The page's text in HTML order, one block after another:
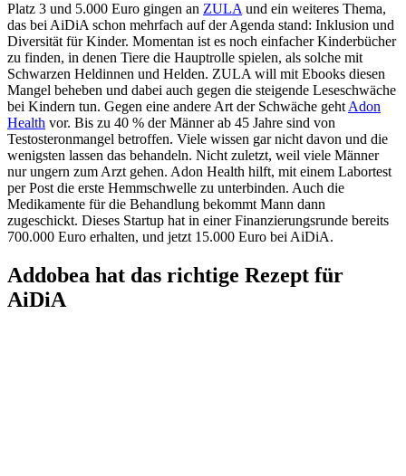
Platz 3 und 5.000 Euro gingen an ZULA und ein weiteres Thema,
das bei AiDiA schon mehrfach auf der Agenda stand: Inklusion und
Diversität für Kinder. Momentan ist es noch einfacher Kinderbücher
zu finden, in denen Tiere die Hauptrolle spielen, als solche mit
Schwarzen Heldinnen und Helden. ZULA will mit Ebooks diesen
Mangel beheben und dabei auch gegen die steigende Leseschwäche
bei Kindern tun. Gegen eine andere Art der Schwäche geht Adon
Health vor. Bis zu 40 % der Männer ab 45 Jahre sind von
Testosteronmangel betroffen. Viele wissen gar nicht davon und die
wenigsten lassen das behandeln. Nicht zuletzt, weil viele Männer
nur ungern zum Arzt gehen. Adon Health hilft, mit einem Labortest
per Post die erste Hemmschwelle zu unterbinden. Auch die
Medikamente für die Behandlung bekommt Mann dann
zugeschickt. Dieses Startup hat in einer Finanzierungsrunde bereits
700.000 Euro erhalten, und jetzt 15.000 Euro bei AiDiA.
Addobea hat das richtige Rezept für
AiDiA